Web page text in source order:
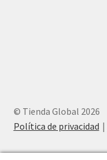
© Tienda Global 2026
Política de privacidad